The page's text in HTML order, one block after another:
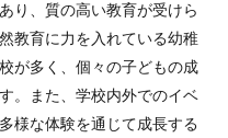
り、質の高い教育が受けら
教育に力を入れている幼稚
が多く、個々の子どもの成
。また、学校内外でのイベ
様な体験を通じて成長する